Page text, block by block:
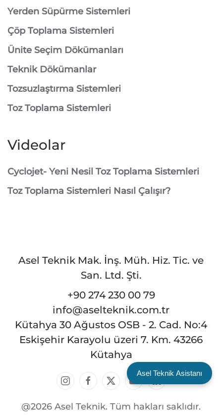
Asel Teknik Asistanı
⁠Yerden Süpürme Sistemleri
⁠Çöp Toplama Sistemleri
Ünite Seçim Dökümanları
Teknik Dökümanlar
Tozsuzlaştırma Sistemleri
Toz Toplama Sistemleri
Videolar
Cyclojet- Yeni Nesil Toz Toplama Sistemleri
Toz Toplama Sistemleri Nasıl Çalışır?
Asel Teknik Mak. İnş. Müh. Hiz. Tic. ve
San. Ltd. Şti.
+90 274 230 00 79
info@aselteknik.com.tr
Kütahya 30 Ağustos OSB - 2. Cad. No:4
Eskişehir Karayolu üzeri 7. Km. 43266
Kütahya
@2026 Asel Teknik. Tüm hakları saklıdır.